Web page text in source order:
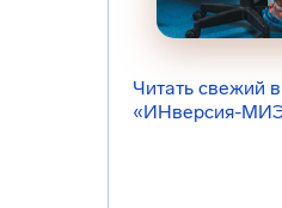
Читать свежий
«ИНверсия-